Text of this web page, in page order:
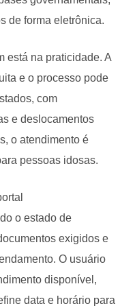
de forma eletrônica.
está na praticidade. A
e o processo pode
com
e deslocamentos
o atendimento é
pessoas idosas.
o estado de
exigidos e
O usuário
disponível,
data e horário para